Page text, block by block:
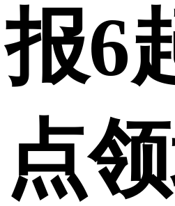
报6
点